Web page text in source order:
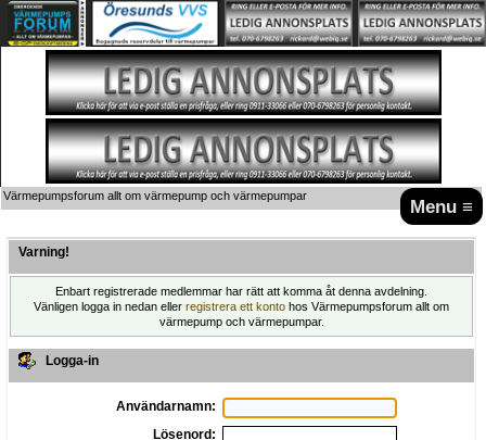
Menu ≡
Värmepumpsforum allt om värmepump och värmepumpar
Varning!
Enbart registrerade medlemmar har rätt att komma åt denna avdelning.
Vänligen logga in nedan eller registrera ett konto hos Värmepumpsforum allt om
värmepump och värmepumpar.
Logga-in
Användarnamn:
Lösenord: